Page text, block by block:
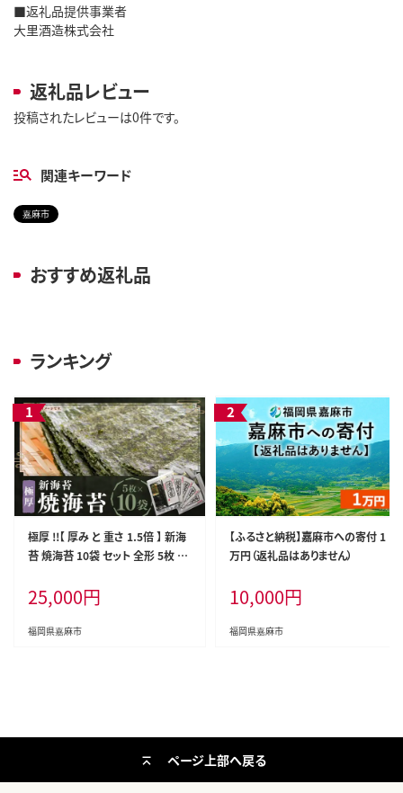
■返礼品提供事業者
大里酒造株式会社
返礼品レビュー
投稿されたレビューは0件です。
関連キーワード
嘉麻市
おすすめ返礼品
ランキング
極厚 !!【 厚み と 重さ 1.5倍 】 新海
苔 焼海苔 10袋 セット 全形 5枚 ×
海苔 焼きのり
25,000円
福岡県嘉麻市
【ふるさと納税】嘉麻市への寄付 1
万円（返礼品はありません）
10,000円
福岡県嘉麻市
ページ上部へ戻る